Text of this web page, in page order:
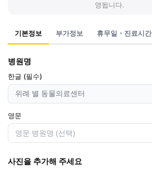
영됩니다.
기본정보 부가정보 휴무일・진료시간
병원명
한글 (필수)
영문
사진을 추가해 주세요